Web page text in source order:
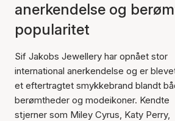
anerkendelse og
popularitet
Sif Jakobs Jewellery har opnået stor
international anerkendelse og er
et eftertragtet smykkebrand blandt
berømtheder og modeikoner. Kendte
stjerner som Miley Cyrus, Katy Perry,